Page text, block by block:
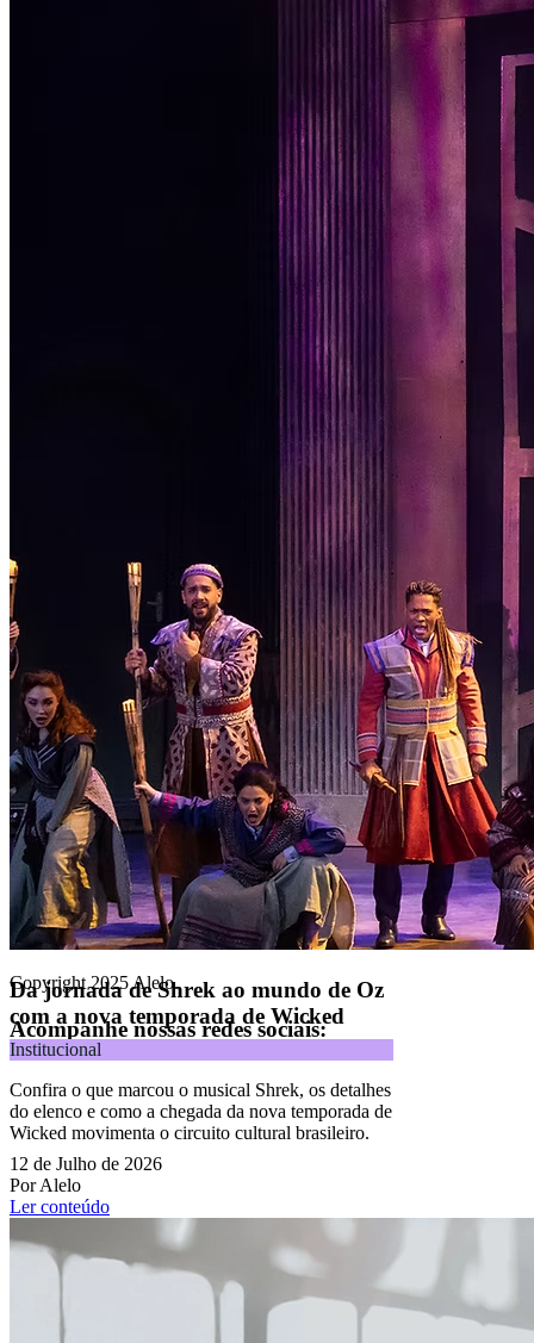
Da jornada de Shrek ao mundo de Oz
com a nova temporada de Wicked
Institucional
Confira o que marcou o musical Shrek, os detalhes
do elenco e como a chegada da nova temporada de
Wicked movimenta o circuito cultural brasileiro.
12 de Julho de 2026
Por Alelo
Ler conteúdo
Código Corporativo de Conduta Ética
Educação Financeira
Política de Privacidade
Lei ECA Digital
Soluções
Alelo Pod Gestão de VT
Soluções de Pagamentos
Contrate agora
Alelo S.A.
CNPJ 04.740.876/0001-25 | Alameda Xingu, 512, 3º, 4º e 16º (parte)
andares, Alphaville, Barueri/SP | CEP 06455-030
Naip Instituição de Pagamento S.A.
CNPJ 09.092.759/0001-16 | Alameda Xingu, 512, 3º andar, parte,
Alphaville, Barueri/SP | CEP 06455-030
Todos os direitos reservados.
Copyright 2025 Alelo.
Acompanhe nossas redes sociais: